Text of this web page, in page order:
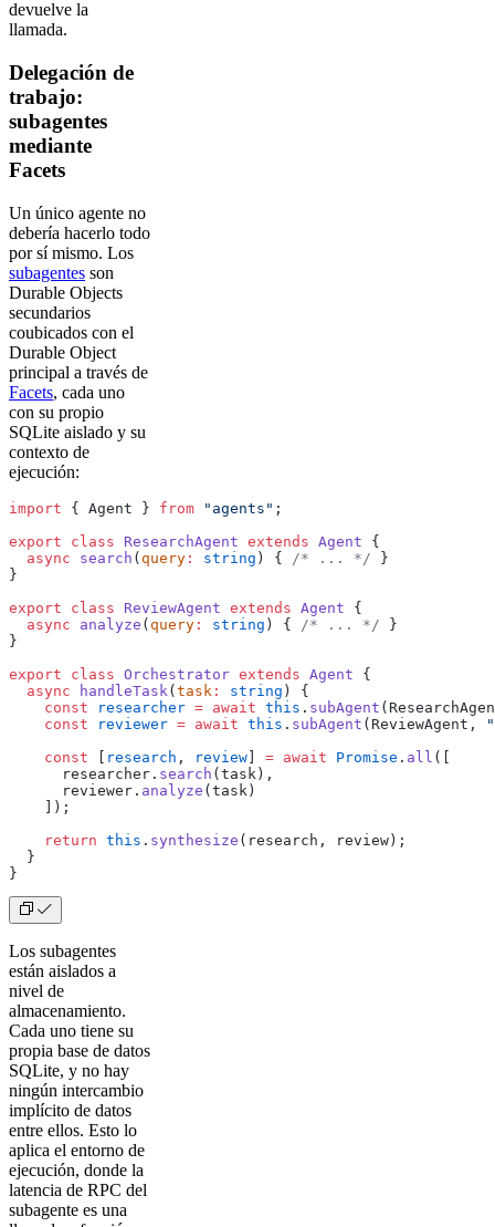
devuelve la
llamada.
Delegación de
trabajo:
subagentes
mediante
Facets
Un único agente no
debería hacerlo todo
por sí mismo. Los
subagentes son
Durable Objects
secundarios
coubicados con el
Durable Object
principal a través de
Facets, cada uno
con su propio
SQLite aislado y su
contexto de
ejecución:
import { Agent } from "agents" ;
export class ResearchAgent extends Agent {
  async
search (query : string ) { /* ... */ }
}
export class ReviewAgent extends Agent {
  async
analyze (query : string ) { /* ... */ }
}
export class Orchestrator extends Agent {
  async
handleTask (task : string ) {
    const
researcher = await this . subAgent
    const
reviewer = await this . subAgent (ReviewAgent,
    const
[ research , review] = await Promise . all ([
      researcher.
search (task),
      reviewer.
analyze (task)
    ]);
    return
this . synthesize (research, review);
  }
}
Los subagentes
están aislados a
nivel de
almacenamiento.
Cada uno tiene su
propia base de datos
SQLite, y no hay
ningún intercambio
implícito de datos
entre ellos. Esto lo
aplica el entorno de
ejecución, donde la
latencia de RPC del
subagente es una